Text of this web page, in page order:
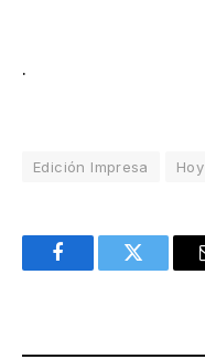
.
Edición Impresa Hoy
FacebookTwitter